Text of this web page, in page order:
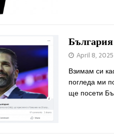
April 8, 2025
Взимам си
погледа ми
ще посети